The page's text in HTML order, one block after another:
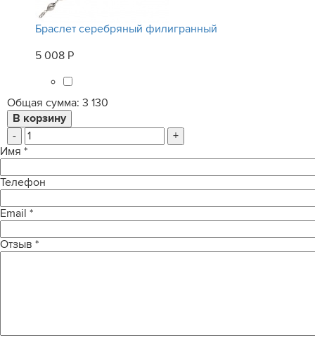
Браслет серебряный филигранный
5 008 Р
Общая сумма: 3 130
-
+
Имя *
Телефон
Email *
Отзыв *